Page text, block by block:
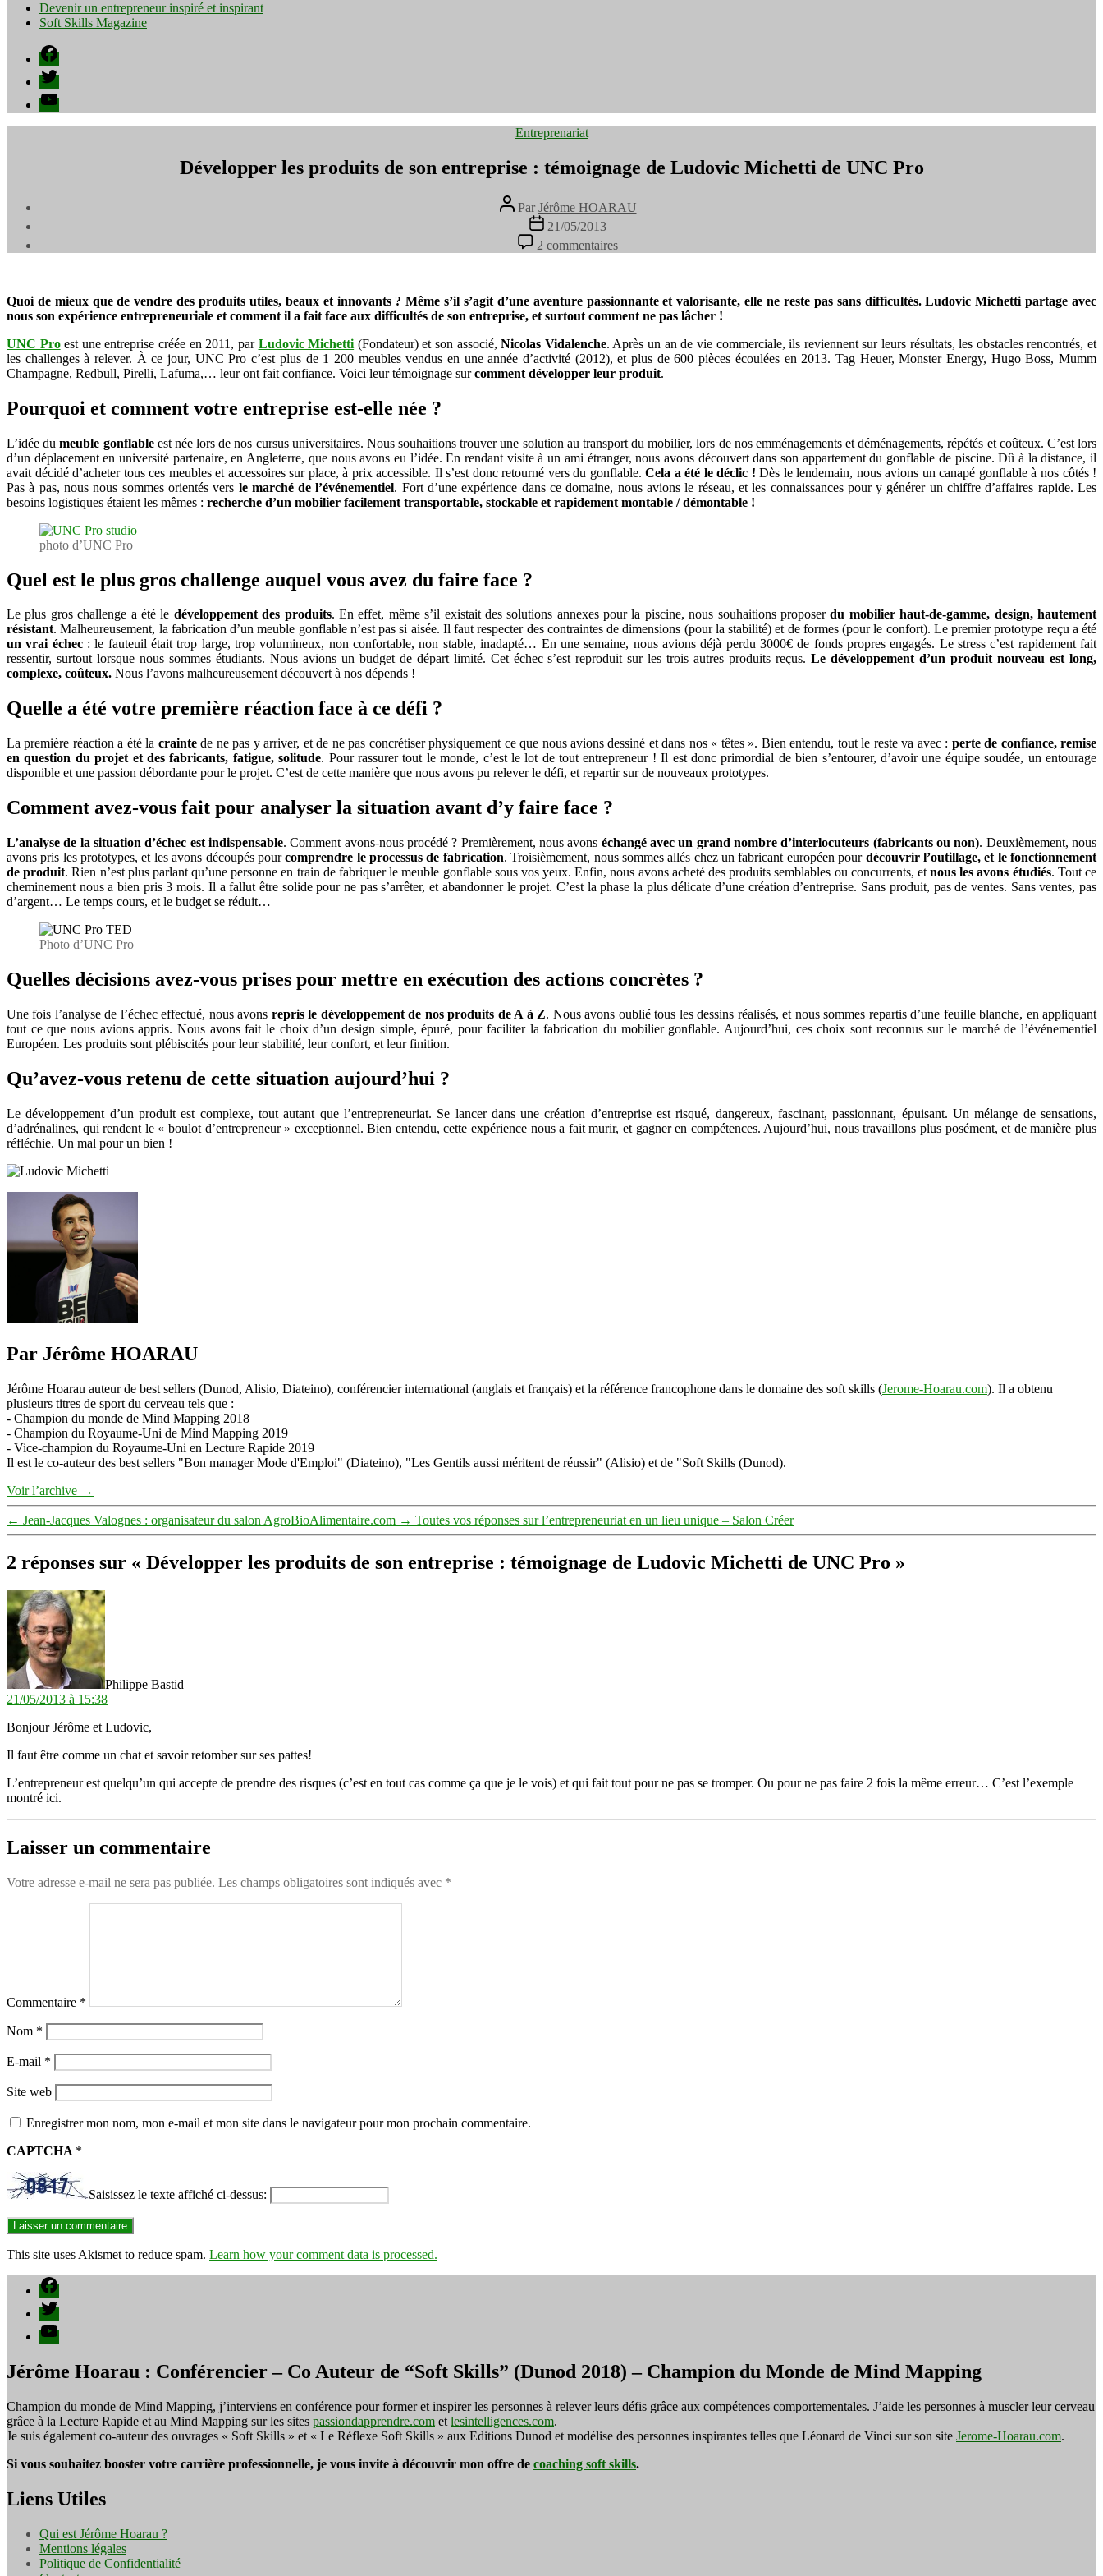
Devenir un entrepreneur inspiré et inspirant
Soft Skills Magazine
Facebook
Twitter
YouTube
Catégories
Entreprenariat
Développer les produits de son entreprise : témoignage de Ludovic Michetti de UNC Pro
Auteur
de
l’article
Par Jérôme HOARAU
Date
de
l’article
21/05/2013
2 commentaires
Développer
de
son
:
témoignage
de
Pro
Quoi de mieux que de vendre des produits utiles, beaux et innovants ? Même s’il s’agit d’une aventure passionnante et valorisante, elle ne reste pas sans difficultés. Ludovic Michetti partage avec
nous son expérience entrepreneuriale et comment il a fait face aux difficultés de son entreprise, et surtout comment ne pas lâcher !
UNC Proest une entreprise créée en 2011, par Ludovic Michetti (Fondateur) et son associé,Nicolas Vidalenche. Après un an de vie commerciale, ils reviennent sur leurs résultats, les obstacles rencontrés, et
les challenges à relever. À ce jour, UNC Pro c’est plus de 1 200 meubles vendus en une année d’activité (2012), et plus de 600 pièces écoulées en 2013. Tag Heuer, Monster Energy, Hugo Boss, Mumm
Champagne, Redbull, Pirelli, Lafuma,… leur ont fait confiance. Voici leur témoignage surcomment développer leur produit.
Pourquoi et comment votre entreprise est‐elle née ?
L’idée dumeuble gonflableest née lors de nos cursus universitaires. Nous souhaitions trouver une solution au transport du mobilier, lors de nos emménagements et déménagements, répétés et coûteux. C’est lors
d’un déplacement en université partenaire, en Angleterre, que nous avons eu l’idée. En rendant visite à un ami étranger, nous avons découvert dans son appartement du gonflable de piscine. Dû à la distance, il
avait décidé d’acheter tous ces meubles et accessoires sur place, à prix accessible. Il s’est donc retourné vers du gonflable.Cela a été le déclic ! Dès le lendemain, nous avions un canapé gonflable à nos côtés !
Pas à pas, nous nous sommes orientés vers le marché de l’événementiel. Fort d’une expérience dans ce domaine, nous avions le réseau, et les connaissances pour y générer un chiffre d’affaires rapide. Les
besoins logistiques étaient les mêmes : recherche d’un mobilier facilement transportable, stockable et rapidement montable / démontable !
photo d’UNC Pro
Quel est le plus gros challenge auquel vous avez du faire face ?
Le plus gros challenge a été le développement des produits. En effet, même s’il existait des solutions annexes pour la piscine, nous souhaitions proposerdu mobilier haut-­de-­gamme, design, hautement
résistant. Malheureusement, la fabrication d’un meuble gonflable n’est pas si aisée. Il faut respecter des contraintes de dimensions (pour la stabilité) et de formes (pour le confort). Le premier prototype reçu a été
un vrai échec: le fauteuil était trop large, trop volumineux, non confortable, non stable, inadapté… En une semaine, nous avions déjà perdu 3000€ de fonds propres engagés. Le stress c’est rapidement fait
ressentir, surtout lorsque nous sommes étudiants. Nous avions un budget de départ limité. Cet échec s’est reproduit sur les trois autres produits reçus.Le développement d’un produit nouveau est long,
complexe, coûteux. Nous l’avons malheureusement découvert à nos dépends !
Quelle a été votre première réaction face à ce défi ?
La première réaction a été la craintede ne pas y arriver, et de ne pas concrétiser physiquement ce que nous avions dessiné et dans nos « têtes ». Bien entendu, tout le reste va avec : perte de confiance, remise
en question du projet et des fabricants, fatigue, solitude. Pour rassurer tout le monde, c’est le lot de tout entrepreneur ! Il est donc primordial de bien s’entourer, d’avoir une équipe soudée, un entourage
disponible et une passion débordante pour le projet. C’est de cette manière que nous avons pu relever le défi, et repartir sur de nouveaux prototypes.
Comment avez-­vous fait pour analyser la situation avant d’y faire face ?
L’analyse de la situation d’échec est indispensable. Comment avons-­nous procédé ? Premièrement, nous avons échangé avec un grand nombre d’interlocuteurs (fabricants ou non). Deuxièmement, nous
avons pris les prototypes, et les avons découpés pourcomprendre le processus de fabrication. Troisièmement, nous sommes allés chez un fabricant européen pour découvrir l’outillage, et le fonctionnement
de produit. Rien n’est plus parlant qu’une personne en train de fabriquer le meuble gonflable sous vos yeux. Enfin, nous avons acheté des produits semblables ou concurrents, etnous les avons étudiés. Tout ce
cheminement nous a bien pris 3 mois. Il a fallut être solide pour ne pas s’arrêter, et abandonner le projet. C’est la phase la plus délicate d’une création d’entreprise. Sans produit, pas de ventes. Sans ventes, pas
d’argent… Le temps cours, et le budget se réduit…
Photo d’UNC Pro
Quelles décisions avez­-vous prises pour mettre en exécution des actions concrètes ?
Une fois l’analyse de l’échec effectué, nous avons repris le développement de nos produits de A à Z. Nous avons oublié tous les dessins réalisés, et nous sommes repartis d’une feuille blanche, en appliquant
tout ce que nous avions appris. Nous avons fait le choix d’un design simple, épuré, pour faciliter la fabrication du mobilier gonflable. Aujourd’hui, ces choix sont reconnus sur le marché de l’événementiel
Européen. Les produits sont plébiscités pour leur stabilité, leur confort, et leur finition.
Qu’avez-­vous retenu de cette situation aujourd’hui ?
Le développement d’un produit est complexe, tout autant que l’entrepreneuriat. Se lancer dans une création d’entreprise est risqué, dangereux, fascinant, passionnant, épuisant. Un mélange de sensations,
d’adrénalines, qui rendent le « boulot d’entrepreneur » exceptionnel. Bien entendu, cette expérience nous a fait murir, et gagner en compétences. Aujourd’hui, nous travaillons plus posément, et de manière plus
réfléchie. Un mal pour un bien !
Par Jérôme HOARAU
Jérôme Hoarau auteur de best sellers (Dunod, Alisio, Diateino), conférencier international (anglais et français) et la référence francophone dans le domaine des soft skills (Jerome-Hoarau.com). Il a obtenu
plusieurs titres de sport du cerveau tels que :
- Champion du monde de Mind Mapping 2018
- Champion du Royaume-Uni de Mind Mapping 2019
- Vice-champion du Royaume-Uni en Lecture Rapide 2019
Il est le co-auteur des best sellers "Bon manager Mode d'Emploi" (Diateino), "Les Gentils aussi méritent de réussir" (Alisio) et de "Soft Skills (Dunod).
Voir l’archive →
← Jean-Jacques Valognes : organisateur du salon AgroBioAlimentaire.com → Toutes vos réponses sur l’entrepreneuriat en un lieu unique – Salon Créer
2 réponses sur « Développer les produits de son entreprise : témoignage de Ludovic Michetti de UNC Pro »
Philippe Bastid
21/05/2013 à 15:38
Bonjour Jérôme et Ludovic,
Il faut être comme un chat et savoir retomber sur ses pattes!
L’entrepreneur est quelqu’un qui accepte de prendre des risques (c’est en tout cas comme ça que je le vois) et qui fait tout pour ne pas se tromper. Ou pour ne pas faire 2 fois la même erreur… C’est l’exemple
montré ici.
Laisser un commentaire
Votre adresse e-mail ne sera pas publiée. Les champs obligatoires sont indiqués avec *
Commentaire *
Nom *
E-mail *
Site web
Enregistrer mon nom, mon e-mail et mon site dans le navigateur pour mon prochain commentaire.
CAPTCHA *
Saisissez le texte affiché ci-dessus:
This site uses Akismet to reduce spam. Learn how your comment data is processed.
Facebook
Twitter
YouTube
Jérôme Hoarau : Conférencier – Co Auteur de “Soft Skills” (Dunod 2018) – Champion du Monde de Mind Mapping
Champion du monde de Mind Mapping, j’interviens en conférence pour former et inspirer les personnes à relever leurs défis grâce aux compétences comportementales. J’aide les personnes à muscler leur cerveau
grâce à la Lecture Rapide et au Mind Mapping sur les sites passiondapprendre.com et lesintelligences.com.
Je suis également co-auteur des ouvrages « Soft Skills » et « Le Réflexe Soft Skills » aux Editions Dunod et modélise des personnes inspirantes telles que Léonard de Vinci sur son site Jerome-Hoarau.com.
Si vous souhaitez booster votre carrière professionnelle, je vous invite à découvrir mon offre de coaching soft skills.
Liens Utiles
Qui est Jérôme Hoarau ?
Mentions légales
Politique de Confidentialité